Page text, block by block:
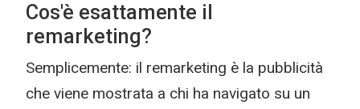
Cos'è esattamente il
remarketing?
Semplicemente: il remarketing è la pubblicità
che viene mostrata a chi ha navigato su un